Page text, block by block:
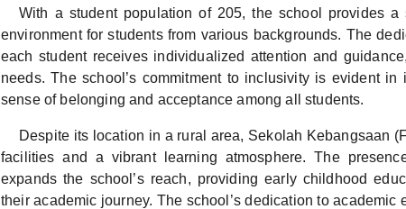
With a student population of 205, the school provides a
environment for students from various backgrounds. The
each student receives individualized attention and
needs. The school’s commitment to inclusivity is evident in
sense of belonging and acceptance among all students.
Despite its location in a rural area, Sekolah Kebangsaan
facilities and a vibrant learning atmosphere. The
expands the school’s reach, providing early childhood
their academic journey. The school’s dedication to